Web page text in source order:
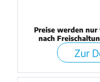
Preise werden
nach
Zur